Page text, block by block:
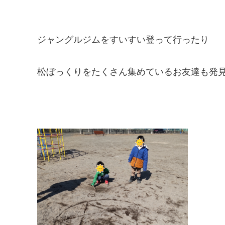
ジャングルジムをすいすい登って行ったり
松ぼっくりをたくさん集めているお友達も発